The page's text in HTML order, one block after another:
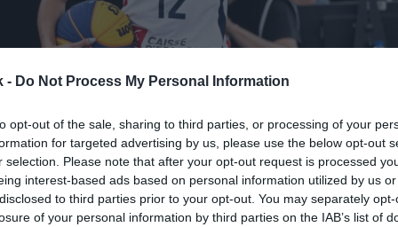
- Do Not Process My Personal Information
opt-out of the sale, sharing to third parties, or processing of your
for targeted advertising by us, please use the below opt-out
selection. Please note that after your opt-out request is processed
interest-based ads based on personal information utilized by us
to third parties prior to your opt-out. You may separately
of your personal information by third parties on the IAB’s list of
26 de mayo de 2023
Guardar Me gusta